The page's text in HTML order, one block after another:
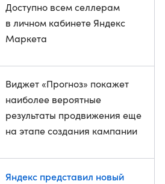
Доступно всем селлерам
в личном кабинете Яндекс
Маркета
Виджет «Прогноз» покажет
наиболее вероятные
результаты продвижения еще
на этапе создания кампании
Яндекс представил новый